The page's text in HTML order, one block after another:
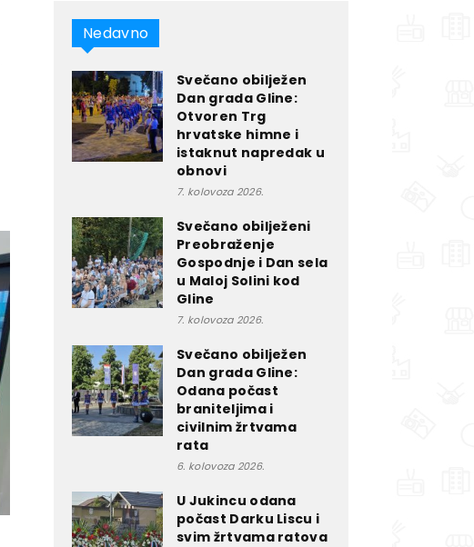
Nedavno
Svečano obilježen
Dan grada Gline:
Otvoren Trg
hrvatske himne i
istaknut napredak u
obnovi
7. kolovoza 2026.
Svečano obilježeni
Preobraženje
Gospodnje i Dan sela
u Maloj Solini kod
Gline
7. kolovoza 2026.
Svečano obilježen
Dan grada Gline:
Odana počast
braniteljima i
civilnim žrtvama
rata
6. kolovoza 2026.
U Jukincu odana
počast Darku Liscu i
svim žrtvama ratova